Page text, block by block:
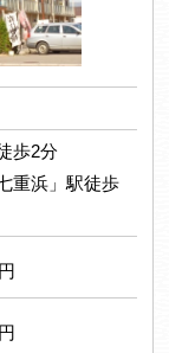
歩2分
重浜」駅徒歩